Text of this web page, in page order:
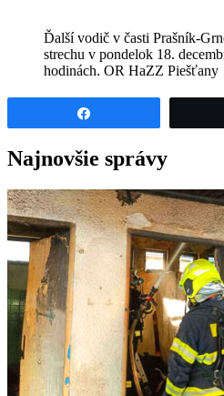
Ďalší vodič v časti Prašník-
strechu v pondelok 18.
hodinách. OR HaZZ Piešťany
Najnovšie správy